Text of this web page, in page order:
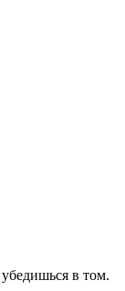
в том.